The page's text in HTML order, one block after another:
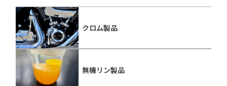
クロム製品
無機リン製品